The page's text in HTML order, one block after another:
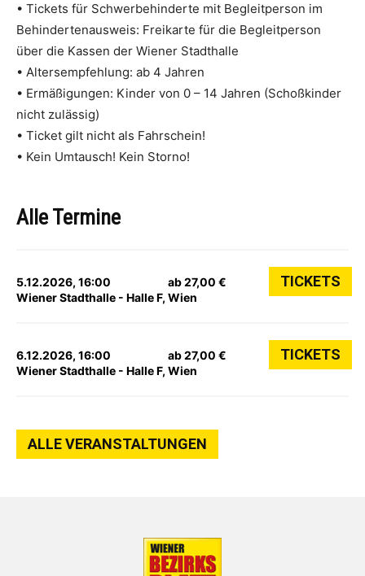
• Tickets für Schwerbehinderte mit Begleitperson im
Behindertenausweis: Freikarte für die Begleitperson
über die Kassen der Wiener Stadthalle
• Altersempfehlung: ab 4 Jahren
• Ermäßigungen: Kinder von 0 – 14 Jahren (Schoßkinder
nicht zulässig)
• Ticket gilt nicht als Fahrschein!
• Kein Umtausch! Kein Storno!
Alle Termine
5.12.2026, 16:00
Wiener Stadthalle - Halle F, Wien
ab 27,00 € TICKETS
6.12.2026, 16:00
Wiener Stadthalle - Halle F, Wien
ab 27,00 € TICKETS
ALLE VERANSTALTUNGEN